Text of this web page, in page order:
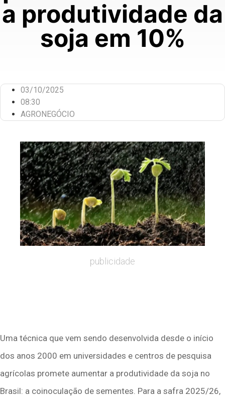
a produtividade da
soja em 10%
03/10/2025
08:30
AGRONEGÓCIO
publicidade
Uma técnica que vem sendo desenvolvida desde o início
dos anos 2000 em universidades e centros de pesquisa
agrícolas promete aumentar a produtividade da soja no
Brasil: a coinoculação de sementes. Para a safra 2025/26,